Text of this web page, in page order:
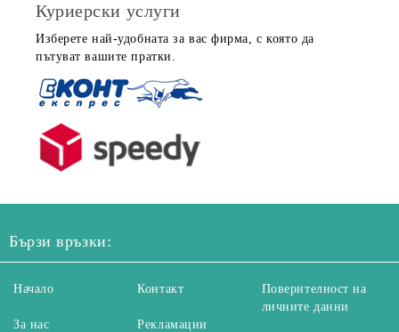
Куриерски услуги
Изберете най-удобната за вас фирма, с която да
пътуват вашите пратки.
Бързи връзки:
Начало
За нас
Контакт
Рекламации
Поверителност на
личните данни